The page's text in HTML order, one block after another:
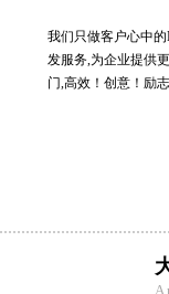
我们只做客户心中
发服务,为企业提供
门,高效！创意！励
A